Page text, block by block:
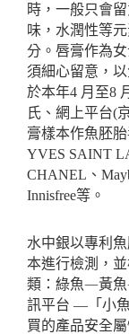
時，一般只會
味，水潤性等
分。唇膏作為
須細心留意，
於本年4 月至8
氏、網上平台(
膏樣本作魚胚
YVES SAINT
CHANEL 、
Innisfree等。
水中銀以專利
本進行檢測，
類：綠魚—黃魚
訊平台 — 「小
買的產品安全